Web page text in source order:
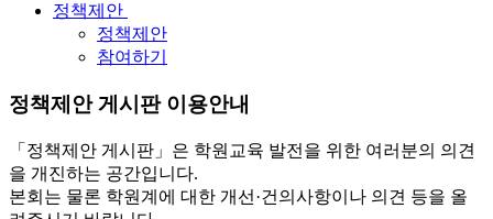
정책제안
정책제안
참여하기
정책제안 게시판 이용안내
「정책제안 게시판」은 학원교육 발전을 위한 여러분의 의견
을 개진하는 공간입니다.
본회는 물론 학원계에 대한 개선·건의사항이나 의견 등을 올